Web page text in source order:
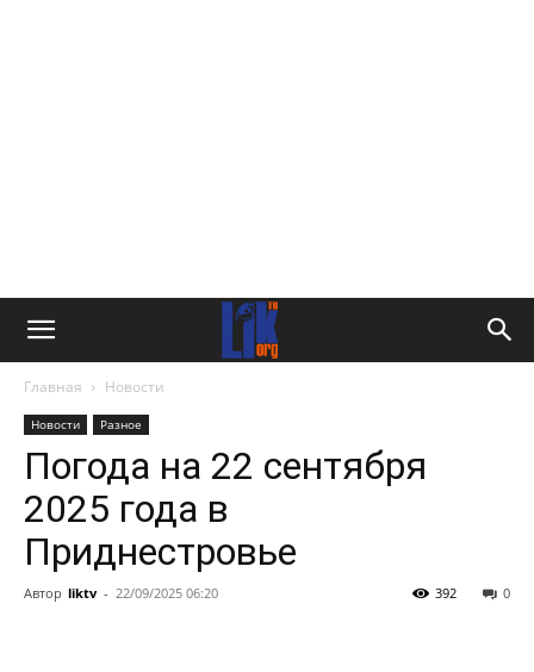
Главная Новости
Новости Разное
Погода на 22 сентября
2025 года в
Приднестровье
Автор liktv - 22/09/2025 06:20 0
392